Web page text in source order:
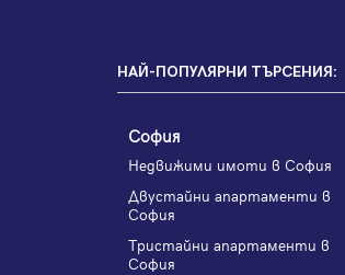
НАЙ-ПОПУЛЯРНИ ТЪРСЕНИЯ:
София
Недвижими имоти в София
Двустайни апартаменти в
София
Тристайни апартаменти в
София